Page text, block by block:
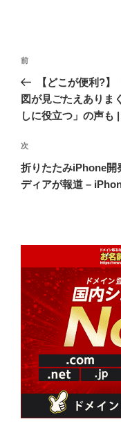
投
ナ
ビ
ー
シ
ョ
前
の
投
稿
前
【どこが便利?
図が見ごたえありま
しに役立つ」の声も
次
の
投
次
折りたたみiPhone開
ディアが報道 –